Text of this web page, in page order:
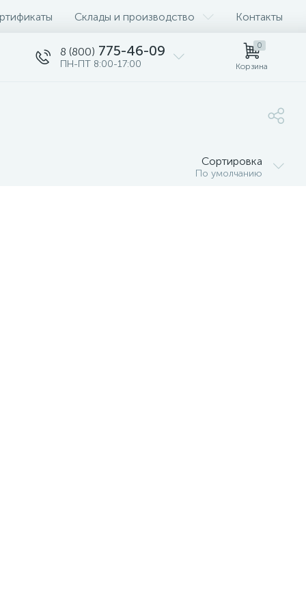
Склады и производство Контакты
8 (800) 775-46-09
ПН-ПТ 8:00-17:00
0
Корзина
Сортировка
По умолчанию